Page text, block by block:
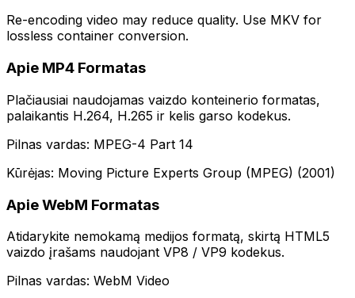
Re-encoding video may reduce quality. Use MKV for
lossless container conversion.
Apie MP4 Formatas
Plačiausiai naudojamas vaizdo konteinerio formatas,
palaikantis H.264, H.265 ir kelis garso kodekus.
Pilnas vardas: MPEG-4 Part 14
Kūrėjas: Moving Picture Experts Group (MPEG) (2001)
Apie WebM Formatas
Atidarykite nemokamą medijos formatą, skirtą HTML5
vaizdo įrašams naudojant VP8 / VP9 kodekus.
Pilnas vardas: WebM Video